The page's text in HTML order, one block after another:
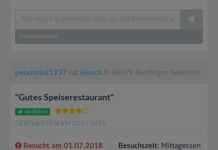
0 Kommentare
pensionist1937 hat Hirsch in 88499 Riedlingen bewertet
"Gutes Speiserestaurant"
Verifiziert
GESCHRIEBEN AM 03.07.2018
Besucht am 01.07.2018 Besuchszeit: Mittagessen